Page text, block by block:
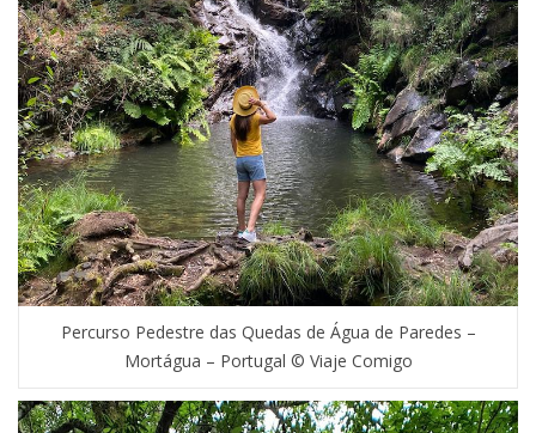
Percurso Pedestre das Quedas de Água de Paredes –
Mortágua – Portugal © Viaje Comigo